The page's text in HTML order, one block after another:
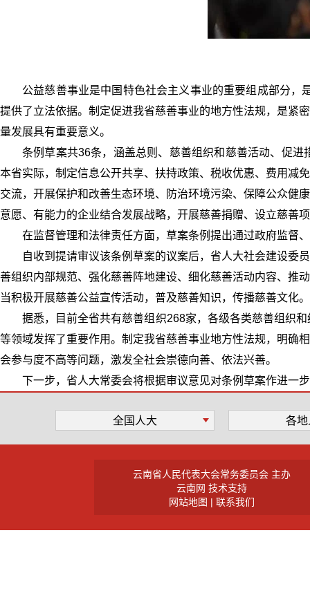
公益慈善事业是中国特色社会主义事业的重要组成部分
提供了立法依据。制定促进我省慈善事业的地方性法规，是紧
量发展具有重要意义。
条例草案共36条，涵盖总则、慈善组织和慈善活动、促
本省实际，制定信息公开共享、扶持政策、税收优惠、费用减
交流，开展保护和改善生态环境、防治环境污染、保障公众健
意愿、有能力的企业结合发展战略，开展慈善捐赠、设立慈善
在监督管理和法律责任方面，草案条例提出通过政府监督
自收到提请审议该条例草案的议案后，省人大社会建设委
善组织内部规范、强化慈善阵地建设、细化慈善活动内容、推
当积极开展慈善公益宣传活动，普及慈善知识，传播慈善文化。
据悉，目前全省共有慈善组织268家，各级各类慈善组织
等领域发挥了重要作用。制定我省慈善事业地方性法规，明确
会参与度不高等问题，激发全社会崇德向善、依法兴善。
下一步，省人大常委会将根据审议意见对条例草案作进一
全国人大 各
云南省人民代表大会常务委员会 主办
云南网 技术支持
网站地图 | 联系我们